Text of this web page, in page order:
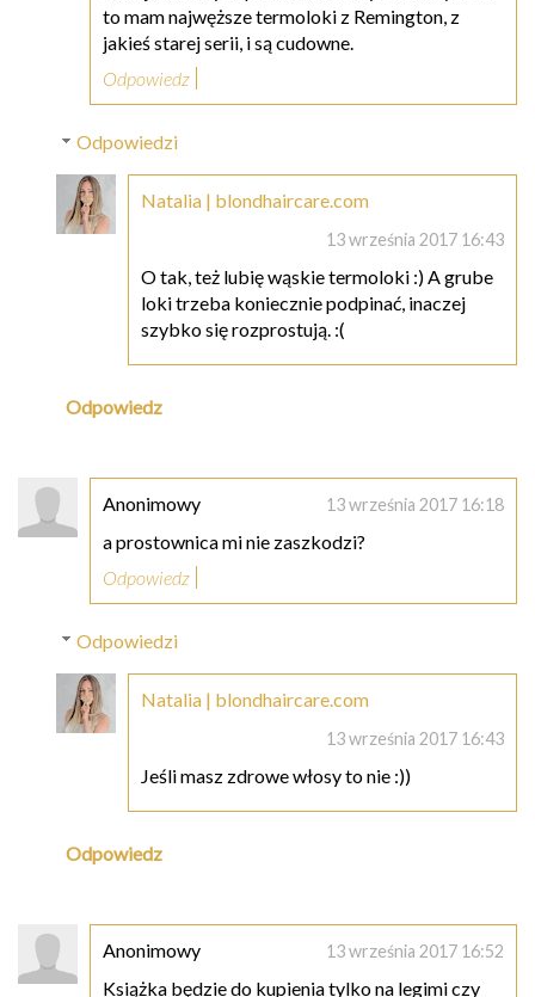
to mam najwęższe termoloki z Remington, z
jakieś starej serii, i są cudowne.
Odpowiedz
Odpowiedzi
Natalia | blondhaircare.com
13 września 2017 16:43
O tak, też lubię wąskie termoloki :) A grube
loki trzeba koniecznie podpinać, inaczej
szybko się rozprostują. :(
Odpowiedz
Anonimowy 13 września 2017 16:18
a prostownica mi nie zaszkodzi?
Odpowiedz
Odpowiedzi
Natalia | blondhaircare.com
13 września 2017 16:43
Jeśli masz zdrowe włosy to nie :))
Odpowiedz
Anonimowy 13 września 2017 16:52
Książka będzie do kupienia tylko na legimi czy